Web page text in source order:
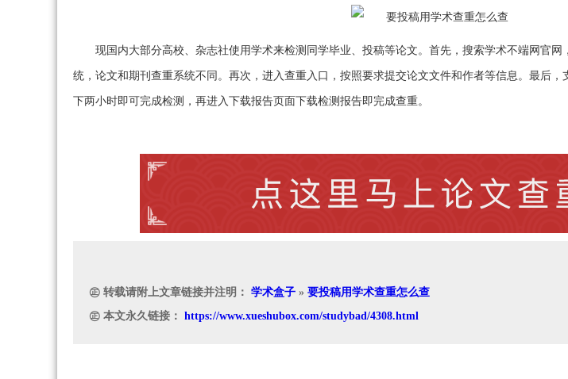
现国内大部分高校、杂志社使用学术来检测同学毕业、投稿等论文。首先，搜索学术不端网官
统，论文和期刊查重系统不同。再次，进入查重入口，按照要求提交论文文件和作者等信息。最后
下两小时即可完成检测，再进入下载报告页面下载检测报告即完成查重。
㊣ 转载请附上文章链接并注明： 学术盒子 » 要投稿用学术查重怎么查
㊣ 本文永久链接： https://www.xueshubox.com/studybad/4308.html